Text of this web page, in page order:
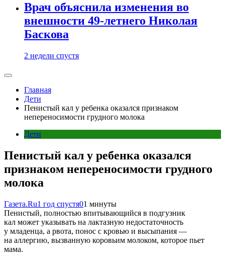
Врач объяснила изменения во
внешности 49-летнего Николая
Баскова
2 недели спустя
Главная
Дети
Пенистый кал у ребенка оказался признаком
непереносимости грудного молока
Дети
Пенистый кал у ребенка оказался
признаком непереносимости грудного
молока
Газета.Ru1 год спустя01 минуты
Пенистый, полностью впитывающийся в подгузник
кал может указывать на лактазную недостаточность
у младенца, а рвота, понос с кровью и высыпания —
на аллергию, вызванную коровьим молоком, которое пьет
мама.